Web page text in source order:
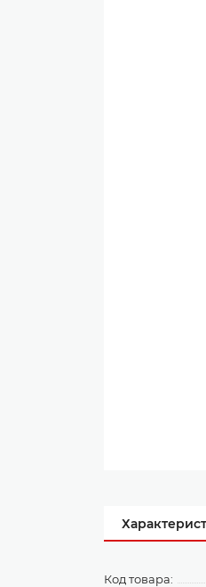
Код товара: